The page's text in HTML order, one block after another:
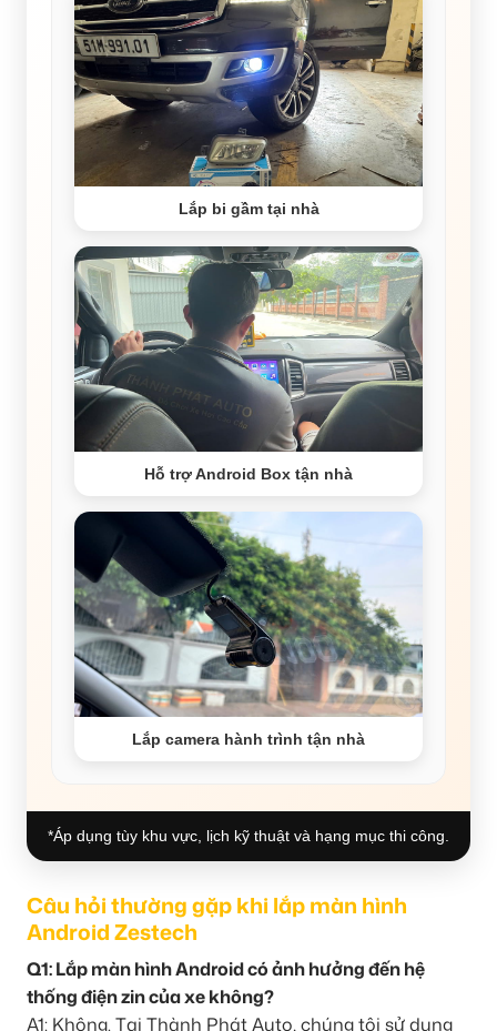
Lắp bi gầm tại nhà
Hỗ trợ Android Box tận nhà
Lắp camera hành trình tận nhà
*Áp dụng tùy khu vực, lịch kỹ thuật và hạng mục thi công.
Câu hỏi thường gặp khi lắp màn hình
Android Zestech
Q1: Lắp màn hình Android có ảnh hưởng đến hệ
thống điện zin của xe không?
A1: Không. Tại Thành Phát Auto, chúng tôi sử dụng